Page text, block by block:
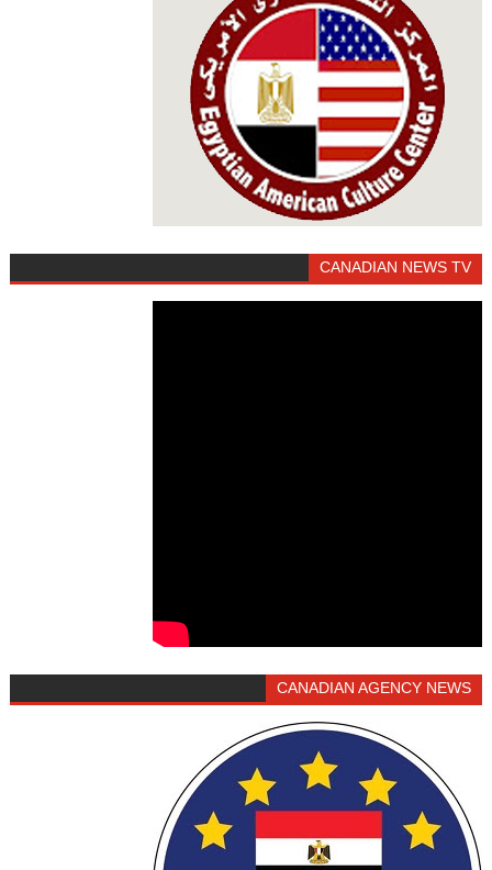
CANADIAN NEWS TV
CANADIAN AGENCY NEWS